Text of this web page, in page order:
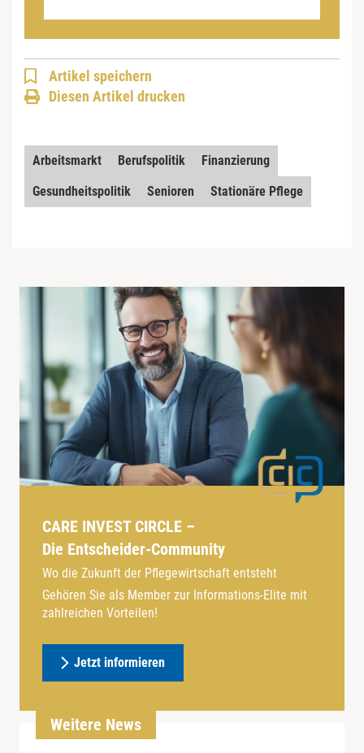
Artikel speichern
Diesen Artikel drucken
Arbeitsmarkt Berufspolitik
Finanzierung
Gesundheitspolitik
Senioren Stationäre Pflege
CARE INVEST CIRCLE –
Die Entscheider-Community
Wo die Zukunft der Pflegewirtschaft entsteht
Gehören Sie als Member zur Informations-Elite mit
zahlreichen Vorteilen!
Jetzt informieren
Weitere News